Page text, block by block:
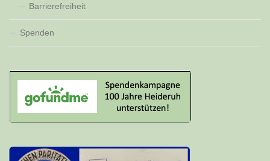
Barrierefreiheit
Spenden